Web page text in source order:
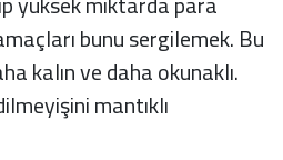
bunu sergilemek. Bu
kalın ve daha okunaklı.
mantıklı